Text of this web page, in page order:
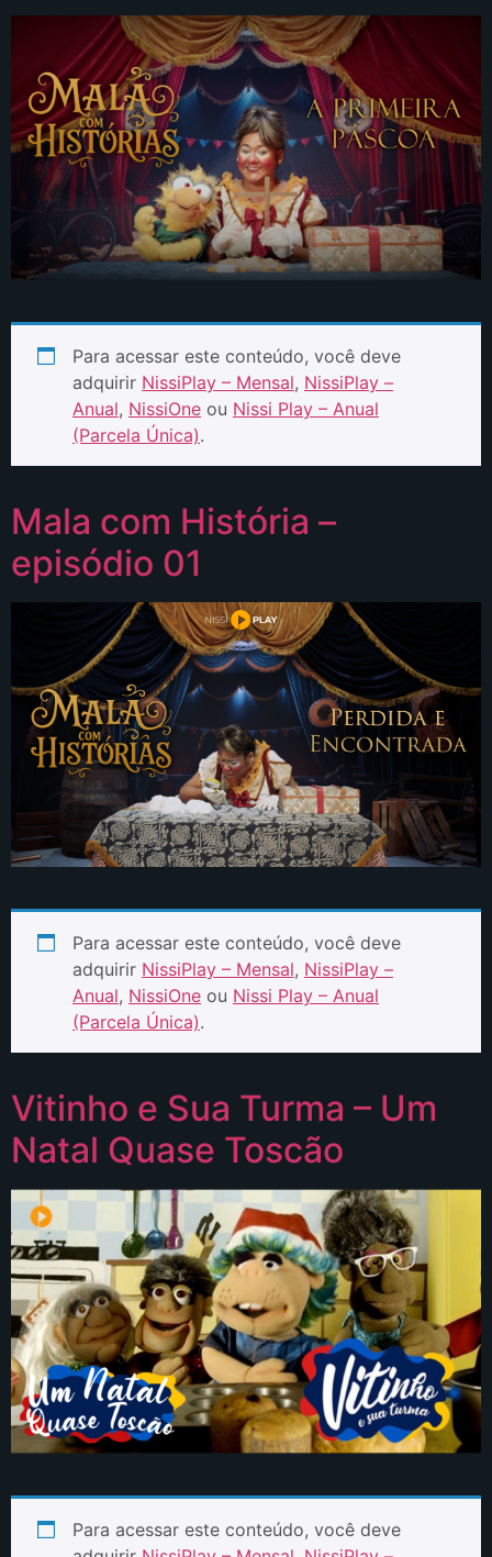
Para acessar este conteúdo, você deve
adquirir NissiPlay – Mensal, NissiPlay –
Anual, NissiOne ou Nissi Play – Anual
(Parcela Única).
Mala com História –
episódio 01
Para acessar este conteúdo, você deve
adquirir NissiPlay – Mensal, NissiPlay –
Anual, NissiOne ou Nissi Play – Anual
(Parcela Única).
Vitinho e Sua Turma – Um
Natal Quase Toscão
Para acessar este conteúdo, você deve